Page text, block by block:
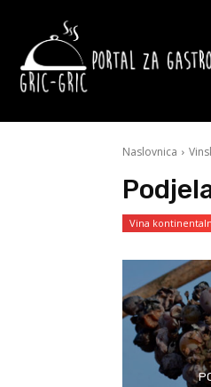
Naslovnica
Vina